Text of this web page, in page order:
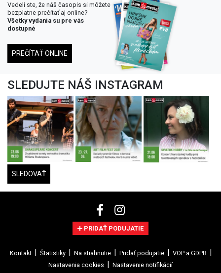
Vedeli ste, že náš časopis si môžete
bezplatne prečítať aj online?
Všetky vydania su pre vás
dostupné
PREČÍTAŤ ONLINE
SLEDUJTE NÁŠ INSTAGRAM
SLEDOVAŤ
PRIDAŤ PODUJATIE
Kontakt Štatistiky Na stiahnutie Pridať podujatie
VOP a GDPR
Nastavenia cookies
Nastavenie notifikácií